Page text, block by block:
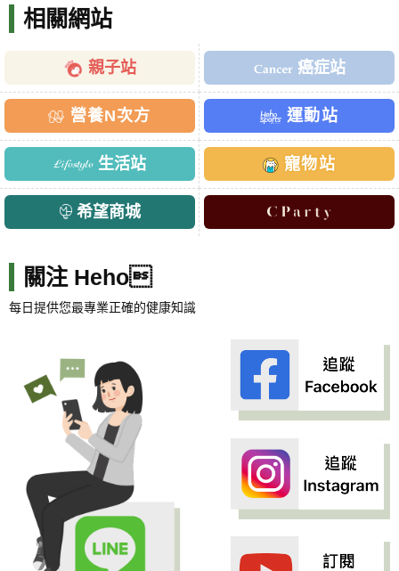
相關網站
親子站 癌症站
營養N次方 運動站
生活站 寵物站
希望商城
關注 Heho
每日提供您最專業正確的健康知識